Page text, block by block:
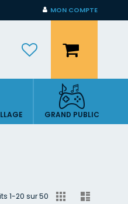
MON COMPTE
Mon panier
GRAND PUBLIC
en
Grille
1-20 sur50